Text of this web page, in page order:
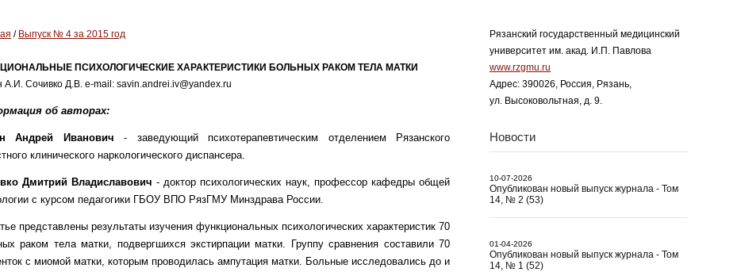
/ Выпуск № 4 за 2015 год
ПСИХОЛОГИЧЕСКИЕ ХАРАКТЕРИСТИКИ БОЛЬНЫХ РАКОМ ТЕЛА МАТКИ
А.И. Сочивко Д.В. e-mail: savin.andrei.iv@yandex.ru
об авторах:
Андрей Иванович- заведующий психотерапевтическим отделением Рязанского
клинического наркологического диспансера.
Дмитрий Владиславович - доктор психологических наук, профессор кафедры общей
с курсом педагогики ГБОУ ВПО РязГМУ Минздрава России.
представлены результаты изучения функциональных психологических характеристик 70
раком тела матки, подвергшихся экстирпации матки. Группу сравнения составили 70
с миомой матки, которым проводилась ампутация матки. Больные исследовались до и
Рязанский государственный медицинский
университет им. акад. И.П. Павлова
www.rzgmu.ru
Адрес: 390026, Россия, Рязань,
ул. Высоковольтная, д. 9.
Новости
10-07-2026
Опубликован новый выпуск журнала - Том
14, № 2 (53)
01-04-2026
Опубликован новый выпуск журнала - Том
14, № 1 (52)